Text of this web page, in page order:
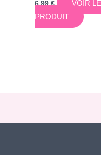
6,99€
VOIR LE
PRODUIT